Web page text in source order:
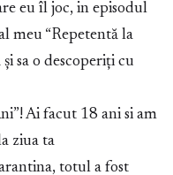
eu îl joc, in episodul
meu “Repetentă la
sa o descoperiți cu
Ai facut 18 ani si am
ziua ta
totul a fost